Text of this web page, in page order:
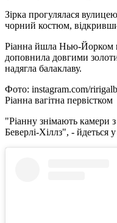
Зірка прогулялася
чорний костюм,
Ріанна йшла Нью-Йорком
доповнила довгими
надягла балаклаву.
Фото: instagram.com/
Ріанна вагітна первістком
"Ріанну знімають камери
Беверлі-Хіллз", - йдеться